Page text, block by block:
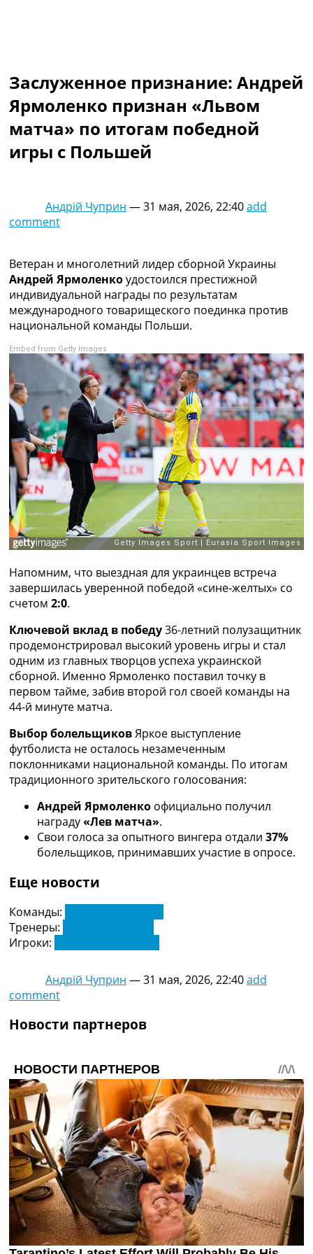
Лига Чемпионов
Англия. Премьер Лига
Испания. Ла Лига
Другие Турниры >>>
Таблицы
Лига Чемпионов. Таблицы групп
Все таблицы >>>
Рейтинги
Рейтинг стран УЕФА
Рейтинг клубов УЕФА
Рейтинг ФИФА
RU
Categories
Главная
Новости футбола
Видео
Трансферы
Новости футбола Украины
Последние комментарии
Конкурс прогнозов
Логин
Правила
Коллективный прогноз
Турниры
Чемпионат Мира
Украина. Премьер-Лига
Украина. Первая Лига
Лига Чемпионов
Англия. Премьер Лига
Испания. Ла Лига
Другие Турниры >>>
Таблицы
Таблицы групп Чемпионата Мира
Украина. Премьер-Лига
Украина. Первая Лига
Лига Чемпионов. Таблицы групп
Англия. Премьер-Лига
Испания. Ла Лига
Все таблицы >>>
Рейтинги
Рейтинг клубов УЕФА
ТВ программа
Заслуженное признание: Андрей
Ярмоленко признан «Львом
матча» по итогам победной
игры с Польшей
Андрій Чуприн —31 мая, 2026, 22:40add
comment
Ветеран и многолетний лидер сборной Украины
Андрей Ярмоленкоудостоился престижной
индивидуальной награды по результатам
международного товарищеского поединка против
национальной команды Польши.
Embed from Getty Images
Напомним, что выездная для украинцев встреча
завершилась уверенной победой «сине-желтых» со
счетом 2:0.
Ключевой вклад в победу36-летний полузащитник
продемонстрировал высокий уровень игры и стал
одним из главных творцов успеха украинской
сборной. Именно Ярмоленко поставил точку в
первом тайме, забив второй гол своей команды на
44-й минуте матча.
Выбор болельщиковЯркое выступление
футболиста не осталось незамеченным
поклонниками национальной команды. По итогам
традиционного зрительского голосования:
Андрей Ярмоленко официально получил
награду«Лев матча».
Свои голоса за опытного вингера отдали 37%
болельщиков, принимавших участие в опросе.
Еще новости
Команды:
Тренеры:
Игроки:
Андрій Чуприн —31 мая, 2026, 22:40add
comment
Новости партнеров